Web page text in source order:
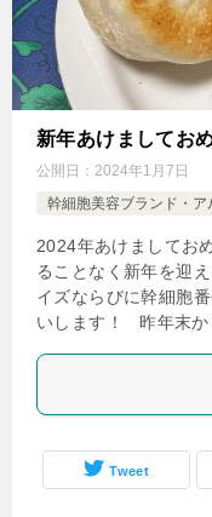
新年あけましてお
公開日： 2024年1月7日
幹細胞美容ブランド・ア
2024年あけましてお
ることなく新年を迎
イズならびに幹細胞
いします！ 昨年末
Tweet